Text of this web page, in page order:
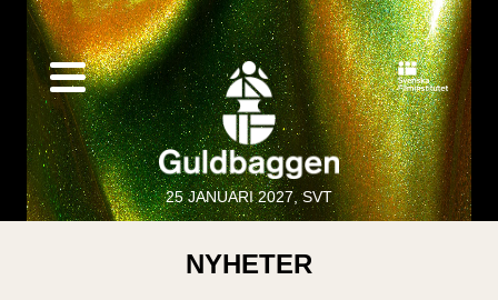
25 JANUARI 2027, SVT
NYHETER